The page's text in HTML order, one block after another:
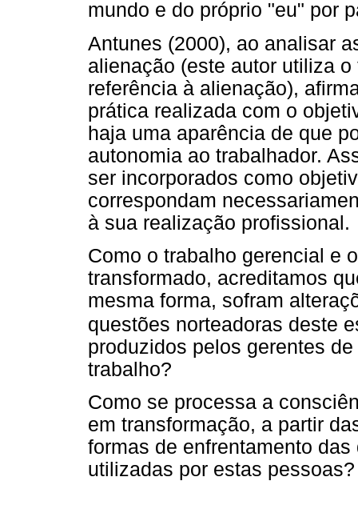
mundo e do próprio "eu" por
Antunes (2000), ao analisar
alienação (este autor utiliza
referência à alienação),
prática realizada com o
haja uma aparência de que
autonomia ao trabalhador.
ser incorporados como
correspondam
à sua realização profissional.
Como o trabalho gerencial e
transformado, acreditamos
mesma forma, sofram
questões norteadoras deste
produzidos pelos gerentes
trabalho?
Como se processa a
em transformação, a partir
formas de enfrentamento
utilizadas por estas pessoas?